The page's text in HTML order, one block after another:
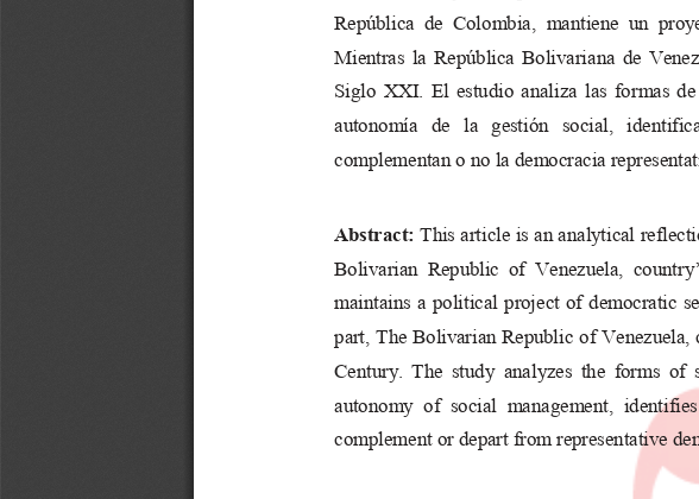
República  de  Colombia,  mantiene un
Mientras la República Bolivariana de
Siglo XXI. El estudio analiza las formas
autonomía  de  la  gestión  social,
complementan o no la democracia
Abstract: This article is an analytical
Bolivarian  Republic  of  Venezuela,
maintains a political project of democratic
part, The Bolivarian Republic of Venezuela,
Century.  The  study  analyzes  the  forms  of
autonomy  of  social  management,
complement or depart from representative